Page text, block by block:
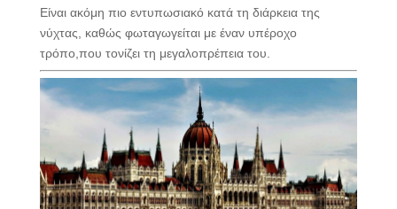
Είναι ακόμη πιο εντυπωσιακό κατά τη διάρκεια της
νύχτας, καθώς φωταγωγείται με έναν υπέροχο
τρόπο,που τονίζει τη μεγαλοπρέπεια του.